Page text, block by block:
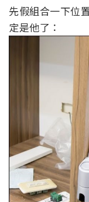
先假組合一下位
定是他了：